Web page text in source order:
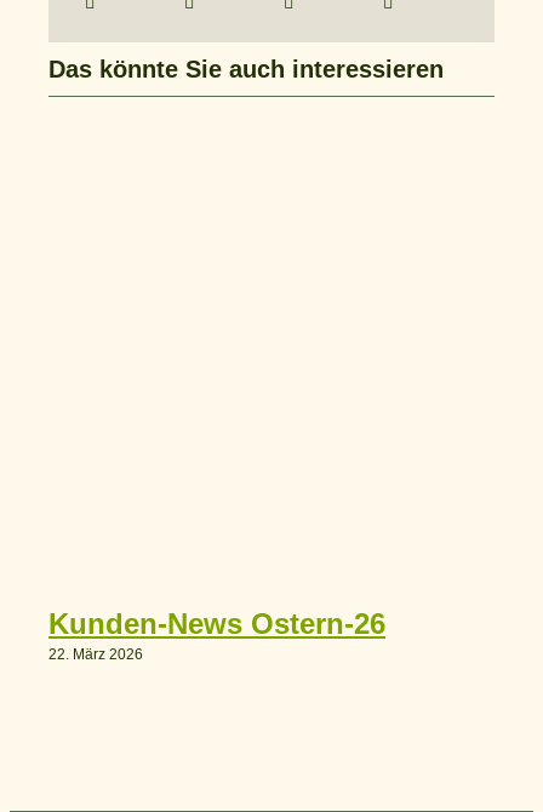
Das könnte Sie auch interessieren
Kunden-News Ostern-26
22. März 2026